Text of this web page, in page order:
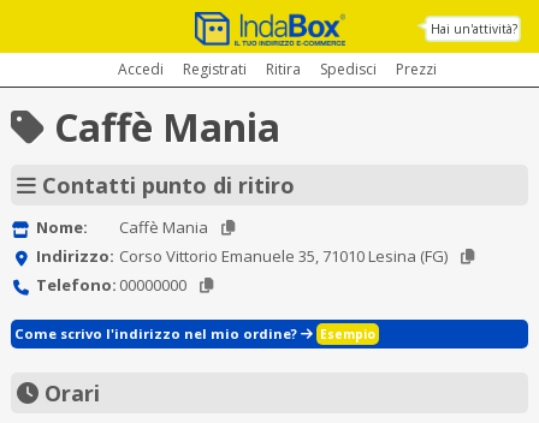
Hai un'attività?
Accedi Registrati Ritira Spedisci Prezzi
Caffè Mania
Contatti punto di ritiro
Nome:
Caffè Mania
Indirizzo: Corso Vittorio Emanuele 35, 71010 Lesina (FG)
Telefono: 00000000
Come scrivo l'indirizzo nel mio ordine? Esempio
Orari